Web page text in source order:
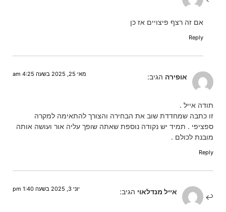
אם זה רצף פיצויים אז כן
Reply
אופירה הגיב: מאי 25, 2025 בשעה 4:25 am
תודה אייל .
זו כתבה שמחדדת שוב את הבחירה והצורך להתאימה למקרה
ספציפי . תמיד יש נקודה נוספת שאתה שופך עליה אור ועושה אותה
מובנת לכולם .
Reply
אייל מנדלאוי הגיב: יוני 3, 2025 בשעה 1:40 pm